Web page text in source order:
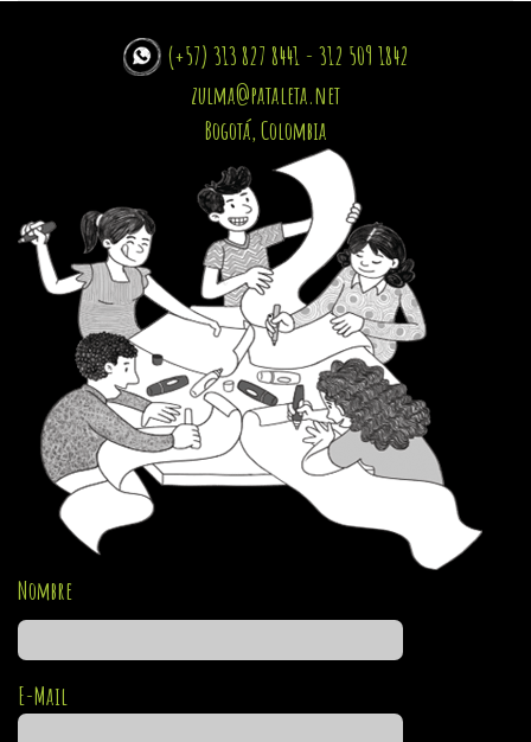
(+57) 313 827 8441 - 312 509 1842
zulma@pataleta.net
Bogotá, Colombia
Nombre
E-Mail